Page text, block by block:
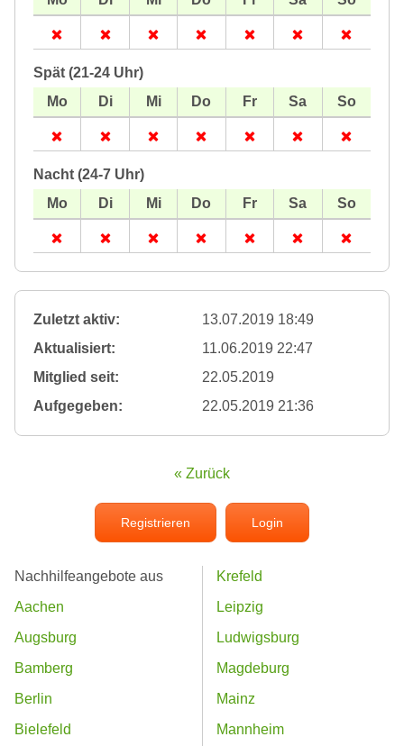
Spät (21-24 Uhr)
Nacht (24-7 Uhr)
Zuletzt aktiv:
13.07.2019 18:49
Aktualisiert:
11.06.2019 22:47
Mitglied seit:
22.05.2019
Aufgegeben:
22.05.2019 21:36
« Zurück
Registrieren Login
Nachhilfeangebote aus
Aachen
Augsburg
Bamberg
Berlin
Bielefeld
Krefeld
Leipzig
Ludwigsburg
Magdeburg
Mainz
Mannheim